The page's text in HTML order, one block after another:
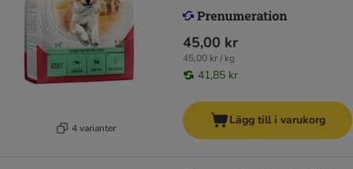
4 varianter
45,00 kr
45,00 kr / kg
41,85 kr
Lägg till i varukorg